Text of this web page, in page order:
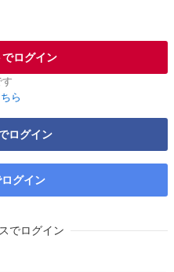
ログイン
ら
ログイン
グイン
でログイン